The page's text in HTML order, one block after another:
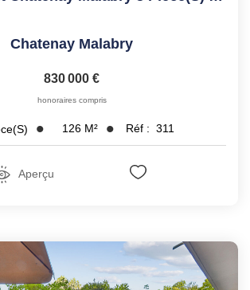
Chatenay Malabry
830 000 €
honoraires compris
126 M² Réf : 311
Aperçu